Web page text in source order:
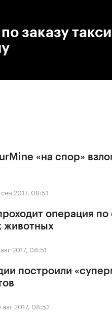
заказу
«на спор»
2017, 08:51
операция
животных
2017, 08:51
построили
2017, 08:52